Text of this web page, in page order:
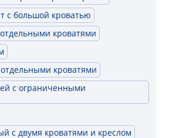
с большой кроватью
кроватями
кроватями
с ограниченными
с двумя кроватями и креслом